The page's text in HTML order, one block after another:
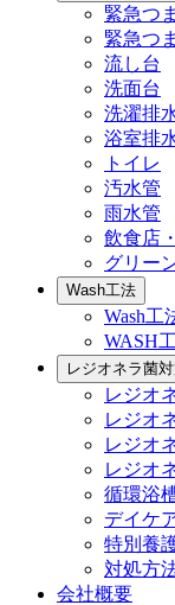
緊急つ
緊急つ
流し台
洗面台
洗濯排
浴室排
トイレ
汚水管
雨水管
飲食店
グリー
Wash工法
Wash工
WASH
レジオネラ菌
レジオ
レジオ
レジオ
レジオ
循環浴
デイケ
特別養
対処方
会社概要